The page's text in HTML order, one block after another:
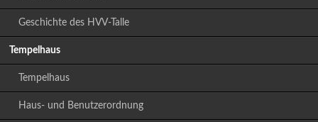
Geschichte des HVV-Talle
Tempelhaus
Tempelhaus
Haus- und Benutzerordnung